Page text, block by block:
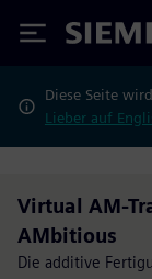
Siemens
Diese Seite
Lieber auf
Virtual AM-
AMbitious
Die additive